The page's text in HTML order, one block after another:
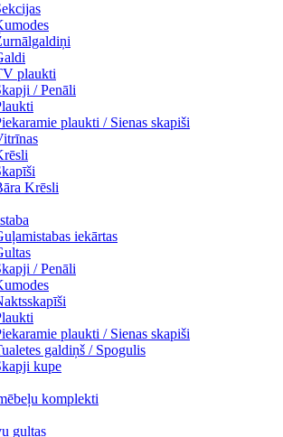
plaukti
/ Penāli
plaukti / Sienas skapiši
Krēsli
iekārtas
/ Penāli
plaukti / Sienas skapiši
galdiņš / Spogulis
kupe
komplekti
gultas